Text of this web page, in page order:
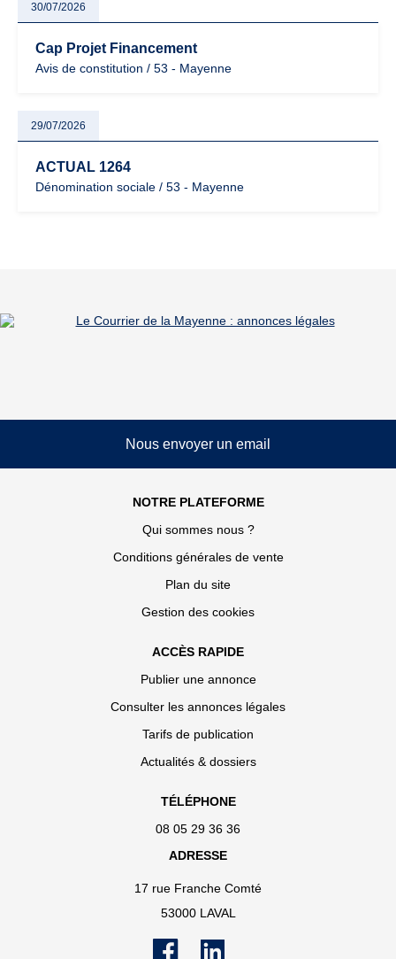
30/07/2026
Cap Projet Financement
Avis de constitution / 53 - Mayenne
29/07/2026
ACTUAL 1264
Dénomination sociale / 53 - Mayenne
Nous envoyer un email
NOTRE PLATEFORME
Qui sommes nous ?
Conditions générales de vente
Plan du site
Gestion des cookies
ACCÈS RAPIDE
Publier une annonce
Consulter les annonces légales
Tarifs de publication
Actualités & dossiers
TÉLÉPHONE
08 05 29 36 36
ADRESSE
17 rue Franche Comté
53000 LAVAL